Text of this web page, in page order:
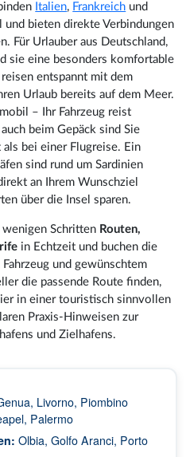
Italien, Frankreich und
und bieten direkte Verbindungen
Für Urlauber aus Deutschland,
sie eine besonders komfortable
entspannt mit dem
Urlaub bereits auf dem Meer.
– Ihr Fahrzeug reist
beim Gepäck sind Sie
bei einer Flugreise. Ein
sind rund um Sardinien
an Ihrem Wunschziel
über die Insel sparen.
Schritten Routen,
in Echtzeit und buchen die
und gewünschtem
die passende Route finden,
in einer touristisch sinnvollen
Praxis-Hinweisen zur
und Zielhafens.
Livorno, Piombino
Palermo
Olbia, Golfo Aranci, Porto